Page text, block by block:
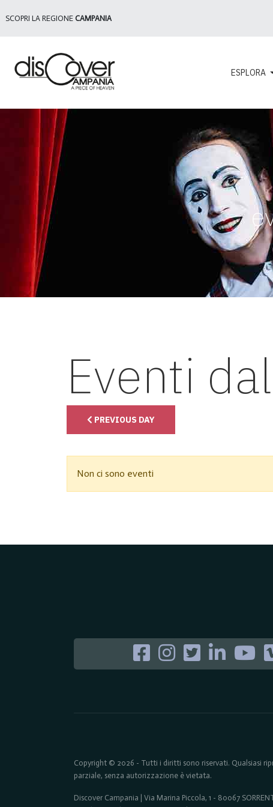
SCOPRI LA REGIONE CAMPANIA
ESPLORA
Eventi
PREVIOUS DAY
Non ci sono eventi
Copyright © 2026 - Tutti i diritti sono riservati. Qualsiasi
parziale, senza autorizzazione è vietata.
Discover Campania | Via Marina Piccola, 1 - 80067